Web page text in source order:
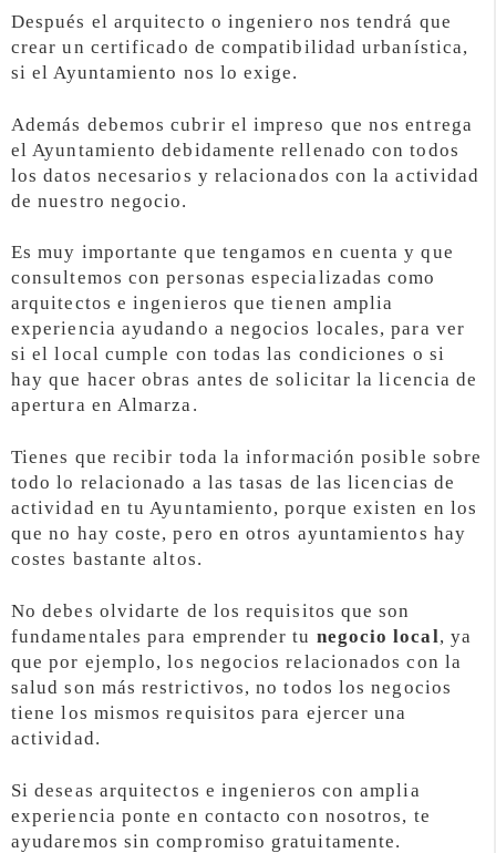
Después el arquitecto o ingeniero nos tendrá que
crear un certificado de compatibilidad urbanística,
si el Ayuntamiento nos lo exige.
Además debemos cubrir el impreso que nos entrega
el Ayuntamiento debidamente rellenado con todos
los datos necesarios y relacionados con la actividad
de nuestro negocio.
Es muy importante que tengamos en cuenta y que
consultemos con personas especializadas como
arquitectos e ingenieros que tienen amplia
experiencia ayudando a negocios locales, para ver
si el local cumple con todas las condiciones o si
hay que hacer obras antes de solicitar la licencia de
apertura en Almarza.
Tienes que recibir toda la información posible sobre
todo lo relacionado a las tasas de las licencias de
actividad en tu Ayuntamiento, porque existen en los
que no hay coste, pero en otros ayuntamientos hay
costes bastante altos.
No debes olvidarte de los requisitos que son
fundamentales para emprender tu negocio local, ya
que por ejemplo, los negocios relacionados con la
salud son más restrictivos, no todos los negocios
tiene los mismos requisitos para ejercer una
actividad.
Si deseas arquitectos e ingenieros con amplia
experiencia ponte en contacto con nosotros, te
ayudaremos sin compromiso gratuitamente.